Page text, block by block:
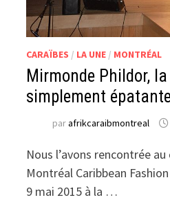
CARAÏBES / LA UNE / MONTRÉAL
Mirmonde Phildor,
simplement
parafrikcaraibmontreal
Nous l’avons rencontrée
Montréal Caribbean
9 mai 2015 à la …